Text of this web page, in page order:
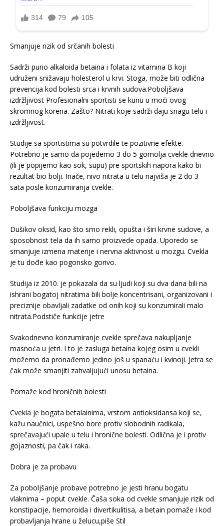
Smanjuje rizik od srčanih bolesti
Sadrži puno alkaloida betaina i folata iz vitamina B koji
udruženi snižavaju holesterol u krvi. Stoga, može biti odlična
prevencija kod bolesti srca i krvnih sudova.Poboljšava
izdržljivost Profesionalni sportisti se kunu u moći ovog
skromnog korena. Zašto? Nitrati koje sadrži daju snagu telu i
izdržljivost.
Studije sa sportistima su potvrdile te pozitivne efekte.
Potrebno je samo da pojedemo 3 do 5 gomolja cvekle dnevno
(ili je popijemo kao sok, supu) pre sportskih napora kako bi
rezultat bio bolji. Inače, nivo nitrata u telu najviša je 2 do 3
sata posle konzumiranja cvekle.
Poboljšava funkciju mozga
Dušikov oksid, kao što smo rekli, opušta i širi krvne sudove, a
sposobnost tela da ih samo proizvede opada. Uporedo se
smanjuje izmena materije i nervna aktivnost u mozgu. Cvekla
je tu dođe kao pogonsko gorivo.
Studija iz 2010. je pokazala da su ljudi koji su dva dana bili na
ishrani bogatoj nitratima bili bolje koncentrisani, organizovani i
preciznije obavljali zadatke od onih koji su konzumirali malo
nitrata.Podstiče funkcije jetre
Svakodnevno konzumiranje cvekle sprečava nakupljanje
masnoća u jetri. I to je zasluga betaina kojeg osim u cvekli
možemo da pronađemo jedino još u spanaću i kvinoji. Jetra se
čak može smanjiti zahvaljujući unosu betaina.
Pomaže kod hroničnih bolesti
Cvekla je bogata betalainima, vrstom antioksidansa koji se,
kažu naučnici, uspešno bore protiv slobodnih radikala,
sprečavajući upale u telu i hronične bolesti. Odlična je i protiv
gojaznosti, pa čak i raka.
Dobra je za probavu
Za poboljšanje probave potrebno je jesti hranu bogatu
vlaknima – poput cvekle. Čaša soka od cvekle smanjuje rizik od
konstipacije, hemoroida i divertikulitisa, a betain pomaže i kod
probavljanja hrane u želucu,piše Stil